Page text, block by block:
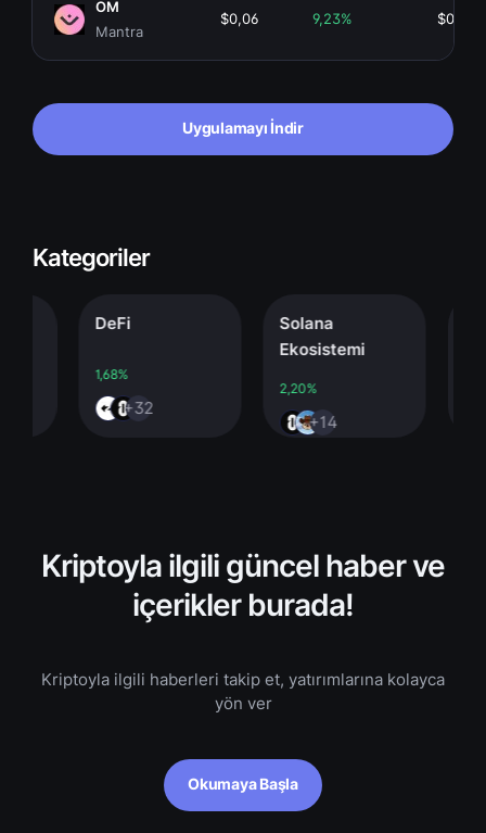
OM
Mantra
$0,06 9,23% $0,00
Uygulamayı İndir
Kategoriler
DeFi
1,68%
+32
Solana
Ekosistemi
2,20%
+14
Kriptoyla ilgili güncel haber ve
içerikler burada!
Kriptoyla ilgili haberleri takip et, yatırımlarına kolayca
yön ver
Okumaya Başla